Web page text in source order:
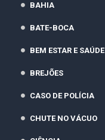
BAHIA
BATE-BOCA
BEM ESTAR E SAÚDE
BREJÕES
CASO DE POLÍCIA
CHUTE NO VÁCUO